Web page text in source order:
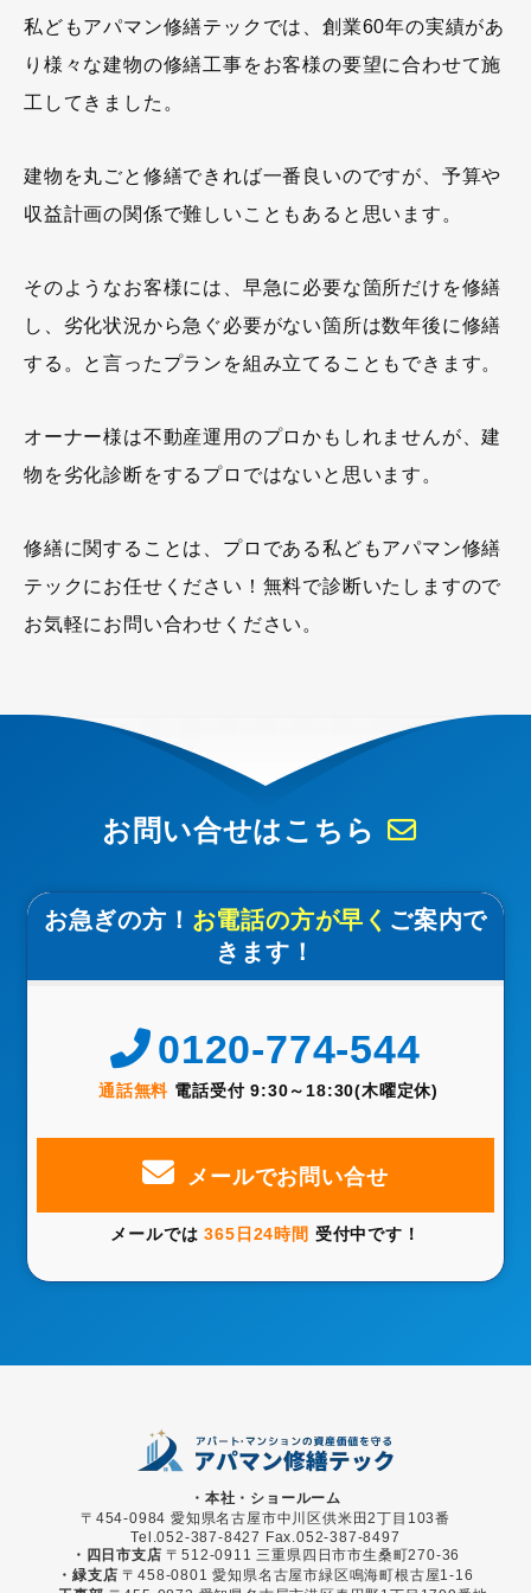
私どもアパマン修繕テックでは、創業60年の実績があ
り様々な建物の修繕工事をお客様の要望に合わせて施
工してきました。
建物を丸ごと修繕できれば一番良いのですが、予算や
収益計画の関係で難しいこともあると思います。
そのようなお客様には、早急に必要な箇所だけを修繕
し、劣化状況から急ぐ必要がない箇所は数年後に修繕
する。と言ったプランを組み立てることもできます。
オーナー様は不動産運用のプロかもしれませんが、建
物を劣化診断をするプロではないと思います。
修繕に関することは、プロである私どもアパマン修繕
テックにお任せください！無料で診断いたしますので
お気軽にお問い合わせください。
お問い合せはこちら
お急ぎの方！ お電話の方が早く ご案内で
きます！
0120-774-544
通話無料 電話受付 9:30～18:30(木曜定休)
メールでお問い合せ
メールでは 365日24時間 受付中です！
・本社・ショールーム
〒454-0984 愛知県名古屋市中川区供米田2丁目103番
Tel.052-387-8427 Fax.052-387-8497
・四日市支店 〒512-0911 三重県四日市市生桑町270-36
・緑支店 〒458-0801 愛知県名古屋市緑区鳴海町根古屋1-16